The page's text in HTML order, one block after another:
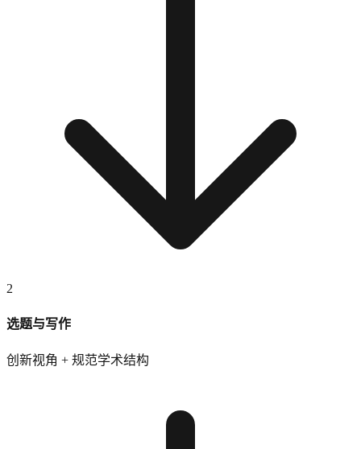
2
选题与写作
创新视角 + 规范学术结构